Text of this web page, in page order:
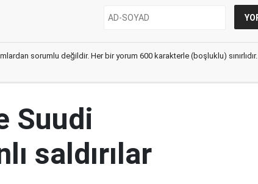
sorumlu değildir. Her bir yorum 600 karakterle (boşluklu) sınırlıdır.
Suudi
saldırılar